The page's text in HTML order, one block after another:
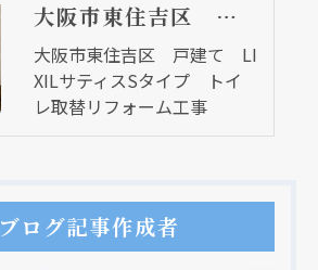
大阪市東住吉区 戸建て LIXILサティスSタイプ トイレ取替リフォーム工事
大阪市東住吉区 戸建て LI
XILサティスSタイプ トイ
レ取替リフォーム工事
ブログ記事作成者